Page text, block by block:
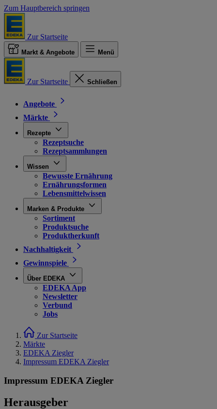
Zum Hauptbereich springen
Zur Startseite
Markt & Angebote Menü
Zur Startseite Schließen
Angebote
Märkte
Rezepte
Rezeptsuche
Rezeptsammlungen
Wissen
Bewusste Ernährung
Ernährungsformen
Lebensmittelwissen
Marken & Produkte
Sortiment
Produktsuche
Produktherkunft
Nachhaltigkeit
Gewinnspiele
Über EDEKA
EDEKA App
Newsletter
Verbund
Jobs
Zur Startseite
Märkte
EDEKA Ziegler
Impressum EDEKA Ziegler
Impressum EDEKA Ziegler
Herausgeber